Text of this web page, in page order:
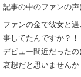
記事の中のファンの声
ファンの金で彼女と
事してたんですか？！
デビュー間近だった
哀想だと思いません